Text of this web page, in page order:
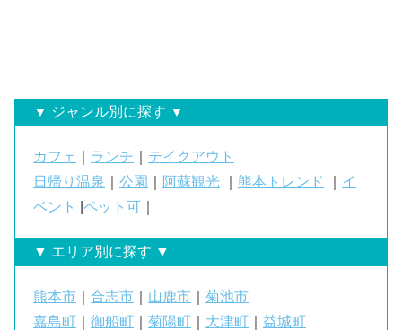
▼ ジャンル別に探す ▼
カフェ ランチ
テイクアウト
日帰り温泉
公園 阿蘇観光 熊本トレンド
イ
ベント
ペット可
▼ エリア別に探す ▼
熊本市 合志市 山鹿市
菊池市
嘉島町
御船町 菊陽町 大津町
益城町